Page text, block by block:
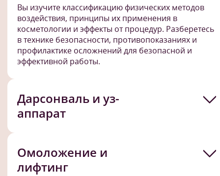
Вы изучите классификацию физических методов
воздействия, принципы их применения в
косметологии и эффекты от процедур. Разберетесь
в технике безопасности, противопоказаниях и
профилактике осложнений для безопасной и
эффективной работы.
Дарсонваль и уз-
аппарат
Омоложение и
лифтинг